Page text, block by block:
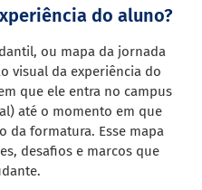
do aluno?
ou mapa da jornada
visual da experiência do
que ele entra no campus
até o momento em que
da formatura. Esse mapa
desafios e marcos que